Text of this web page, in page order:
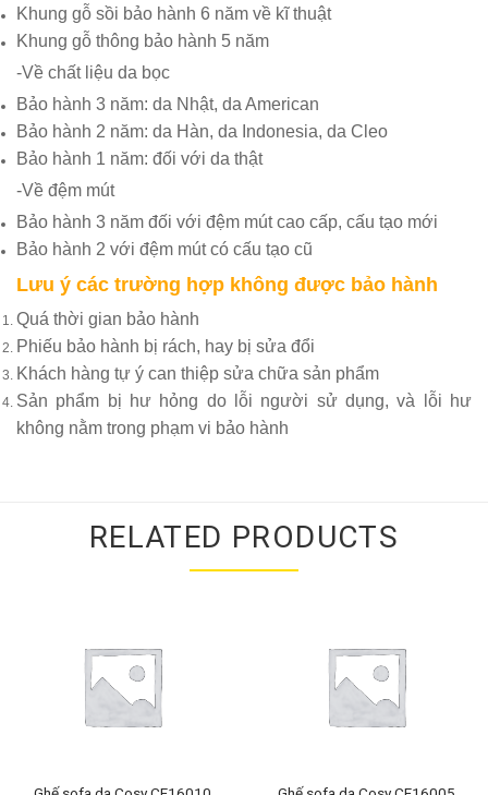
Khung gỗ sồi bảo hành 6 năm về kĩ thuật
Khung gỗ thông bảo hành 5 năm
-Về chất liệu da bọc
Bảo hành 3 năm: da Nhật, da American
Bảo hành 2 năm: da Hàn, da Indonesia, da Cleo
Bảo hành 1 năm: đối với da thật
-Về đệm mút
Bảo hành 3 năm đối với đệm mút cao cấp, cấu tạo mới
Bảo hành 2 với đệm mút có cấu tạo cũ
Lưu ý các trường hợp không được bảo hành
Quá thời gian bảo hành
Phiếu bảo hành bị rách, hay bị sửa đổi
Khách hàng tự ý can thiệp sửa chữa sản phẩm
Sản phẩm bị hư hỏng do lỗi người sử dụng, và lỗi hư
không nằm trong phạm vi bảo hành
RELATED PRODUCTS